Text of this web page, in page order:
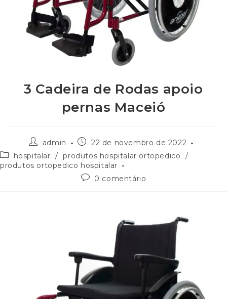
3 Cadeira de Rodas apoio
pernas Maceió
admin
22 de novembro de 2022
hospitalar / produtos hospitalar ortopedico
/
produtos ortopedico hospitalar
0 comentário